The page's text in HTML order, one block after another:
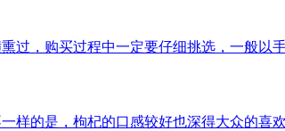
，购买过程中一定要仔细挑选，一般以
的是，枸杞的口感较好也深得大众的喜